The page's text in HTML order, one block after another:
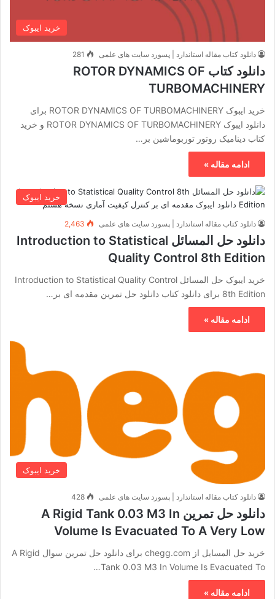
خرید ایبوک
دانلود کتاب مقاله استاندارد | پسورد سایت های علمی 281
دانلود کتاب ROTOR DYNAMICS OF
TURBOMACHINERY
خرید ایبوک ROTOR DYNAMICS OF TURBOMACHINERY برای
دانلود ایبوک ROTOR DYNAMICS OF TURBOMACHINERY و خرید
کتاب دینامیک روتور توربوماشین بر…
ادامه مقاله »
خرید ایبوک
دانلود کتاب مقاله استاندارد | پسورد سایت های علمی 2,463
دانلود حل المسائل Introduction to Statistical
Quality Control 8th Edition
خرید ایبوک حل المسائل Introduction to Statistical Quality Control
8th Edition برای دانلود کتاب دانلود حل تمرین مقدمه ای بر…
ادامه مقاله »
خرید ایبوک
دانلود کتاب مقاله استاندارد | پسورد سایت های علمی 428
دانلود حل تمرین A Rigid Tank 0.03 M3 In
Volume Is Evacuated To A Very Low
خرید حل المسایل از chegg.com برای دانلود حل تمرین سوال A Rigid
Tank 0.03 M3 In Volume Is Evacuated To…
ادامه مقاله »